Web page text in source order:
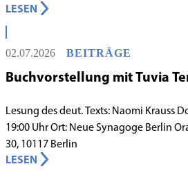
Lebens in Berlin gilt, begann in den
schwierigen Voraussetzungen. Vor dem
innergemeindlichen Wandels entstand
jüdische Grundschule zu gründen.
LESEN
02.07.2026 BEITRÄGE
Buchvorstellung mit Tuvia
Lesung des deut. Texts: Naomi Krauss Donnerstag, 9. Juli 2026 |
19:00 Uhr Ort: Neue Synagoge Berlin Oranienburger Straße 28–
30, 10117 Berlin
LESEN